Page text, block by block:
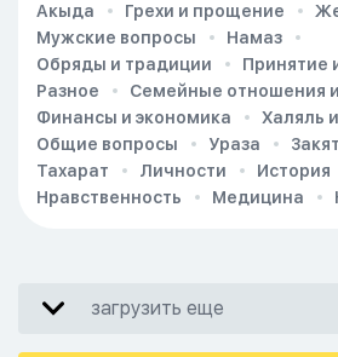
Акыда Грехи и прощение
Мужские вопросы
Намаз
Обряды и традиции
Принятие
Разное
Семейные отношения
Финансы и экономика
Халяль
Общие вопросы
Ураза Закят
Тахарат
Личности
История
Нравственность
Медицина
загрузить еще